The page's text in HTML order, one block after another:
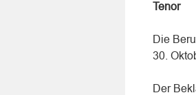
Tenor
Die
30.
Der